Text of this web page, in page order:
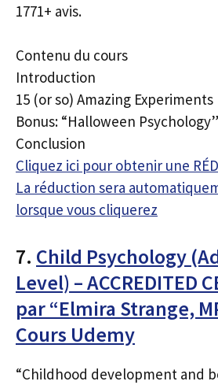
1771+ avis.
Contenu du cours
Introduction
15 (or so) Amazing Experiments
Bonus: “Halloween Psychology”
Conclusion
Cliquez ici pour obtenir une
La réduction sera
lorsque vous cliquerez
7. Child Psychology
Level) – ACCREDITED
par “Elmira Strange,
Cours Udemy
“Childhood development and